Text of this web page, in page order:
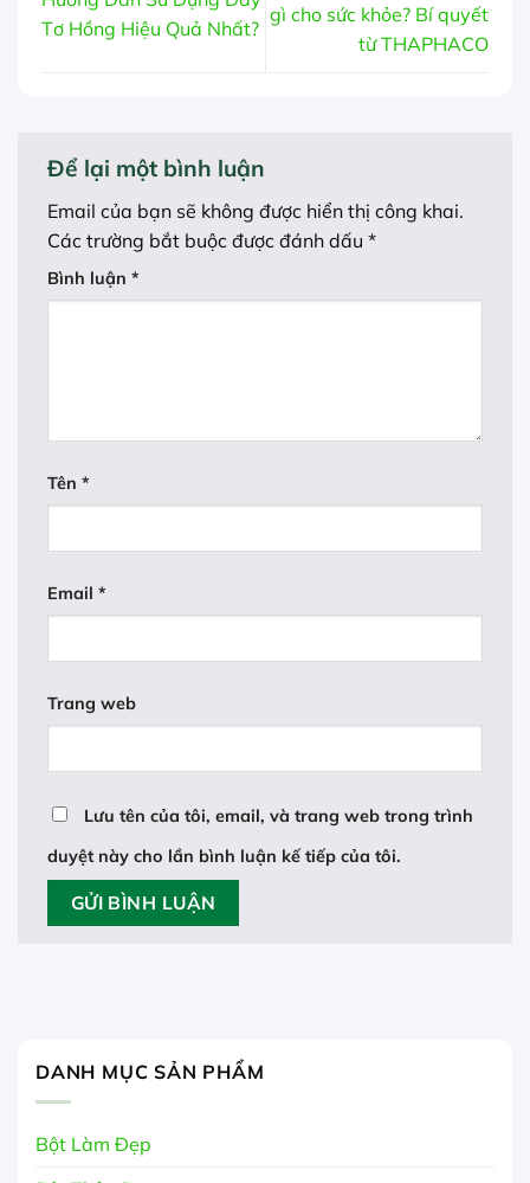
Tơ Hồng Hiệu Quả Nhất?
gì cho sức khỏe? Bí quyết
từ THAPHACO
Để lại một bình luận
Email của bạn sẽ không được hiển thị công khai.
Các trường bắt buộc được đánh dấu *
Bình luận *
Tên *
Email *
Trang web
Lưu tên của tôi, email, và trang web trong trình
duyệt này cho lần bình luận kế tiếp của tôi.
DANH MỤC SẢN PHẨM
Bột Làm Đẹp